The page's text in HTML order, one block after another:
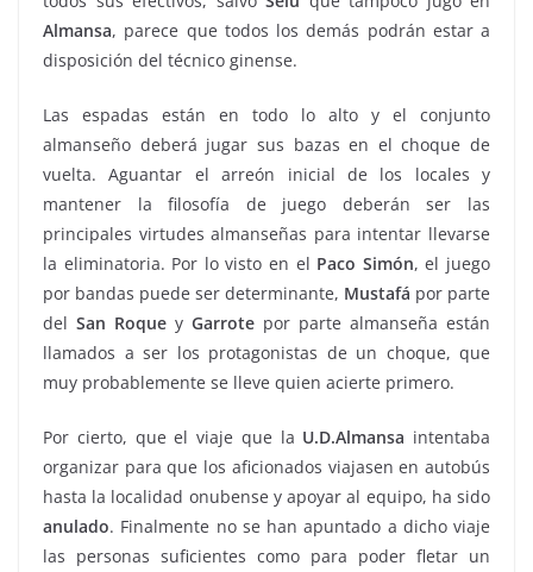
Almansa, parece que todos los demás podrán estar a
disposición del técnico ginense.
Las espadas están en todo lo alto y el conjunto
almanseño deberá jugar sus bazas en el choque de
vuelta. Aguantar el arreón inicial de los locales y
mantener la filosofía de juego deberán ser las
principales virtudes almanseñas para intentar llevarse
la eliminatoria. Por lo visto en el Paco Simón, el juego
por bandas puede ser determinante, Mustafá por parte
del San Roque y Garrote por parte almanseña están
llamados a ser los protagonistas de un choque, que
muy probablemente se lleve quien acierte primero.
Por cierto, que el viaje que la U.D.Almansa intentaba
organizar para que los aficionados viajasen en autobús
hasta la localidad onubense y apoyar al equipo, ha sido
anulado. Finalmente no se han apuntado a dicho viaje
las personas suficientes como para poder fletar un